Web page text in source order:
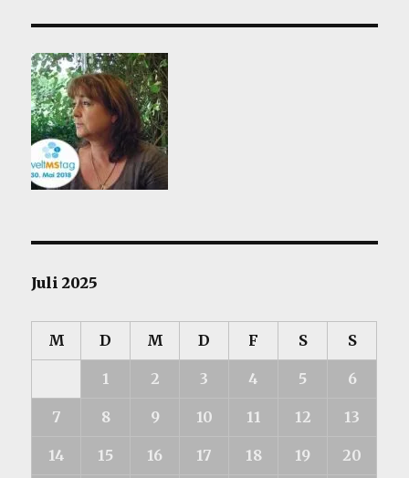
Juli 2025
M D M D F S S
1 2 3 4 5 6
7 8 9 10 11 12 13
14 15 16 17 18 19 20